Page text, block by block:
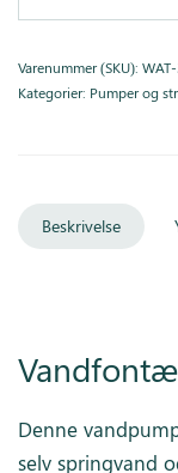
Varenummer (SKU):
Kategorier: Pumper og
Beskrivelse
Denne
selv springvand